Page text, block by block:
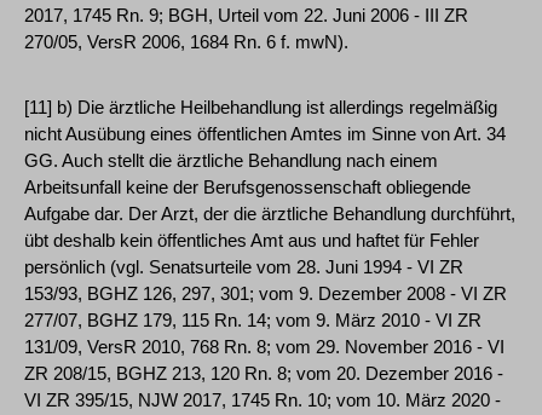
2017, 1745 Rn. 9; BGH, Urteil vom 22. Juni 2006 - III ZR
270/05, VersR 2006, 1684 Rn. 6 f. mwN).
[11] b) Die ärztliche Heilbehandlung ist allerdings regelmäßig
nicht Ausübung eines öffentlichen Amtes im Sinne von Art. 34
GG. Auch stellt die ärztliche Behandlung nach einem
Arbeitsunfall keine der Berufsgenossenschaft obliegende
Aufgabe dar. Der Arzt, der die ärztliche Behandlung durchführt,
übt deshalb kein öffentliches Amt aus und haftet für Fehler
persönlich (vgl. Senatsurteile vom 28. Juni 1994 - VI ZR
153/93, BGHZ 126, 297, 301; vom 9. Dezember 2008 - VI ZR
277/07, BGHZ 179, 115 Rn. 14; vom 9. März 2010 - VI ZR
131/09, VersR 2010, 768 Rn. 8; vom 29. November 2016 - VI
ZR 208/15, BGHZ 213, 120 Rn. 8; vom 20. Dezember 2016 -
VI ZR 395/15, NJW 2017, 1745 Rn. 10; vom 10. März 2020 -